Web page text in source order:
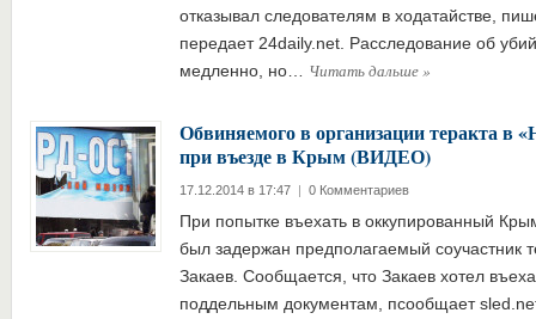
отказывал следователям в ходатайстве,
передает 24daily.net. Расследование об
медленно, но… Читать дальше»
Обвиняемого в организации теракта в
при въезде в Крым (ВИДЕО)
17.12.2014 в 17:47 | 0 Комментариев
При попытке въехать в оккупированный
был задержан предполагаемый соучастник
Закаев. Сообщается, что Закаев хотел
поддельным документам, псообщает